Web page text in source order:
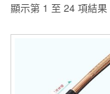
顯示第 1 至 24 項結